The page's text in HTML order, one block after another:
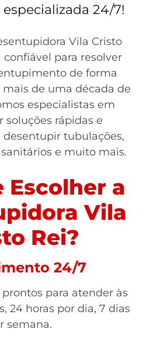
24/7!
Vila Cristo
confiável para resolver
de forma
mais de uma década de
especialistas em
soluções rápidas e
desentupir tubulações,
sanitários e muito mais.
Escolher a
Vila
Rei?
24/7
para atender às
24 horas por dia, 7 dias
semana.